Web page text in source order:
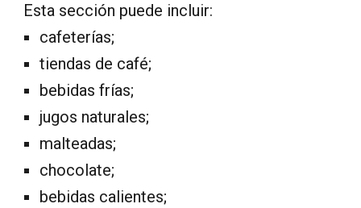
Esta sección puede incluir:
cafeterías;
tiendas de café;
bebidas frías;
jugos naturales;
malteadas;
chocolate;
bebidas calientes;